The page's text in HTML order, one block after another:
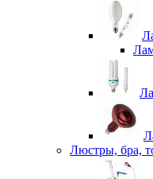
Люстры, бра,